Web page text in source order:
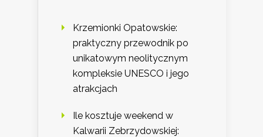
Krzemionki Opatowskie:
praktyczny przewodnik po
unikatowym neolitycznym
kompleksie UNESCO i jego
atrakcjach
Ile kosztuje weekend w
Kalwarii Zebrzydowskiej: